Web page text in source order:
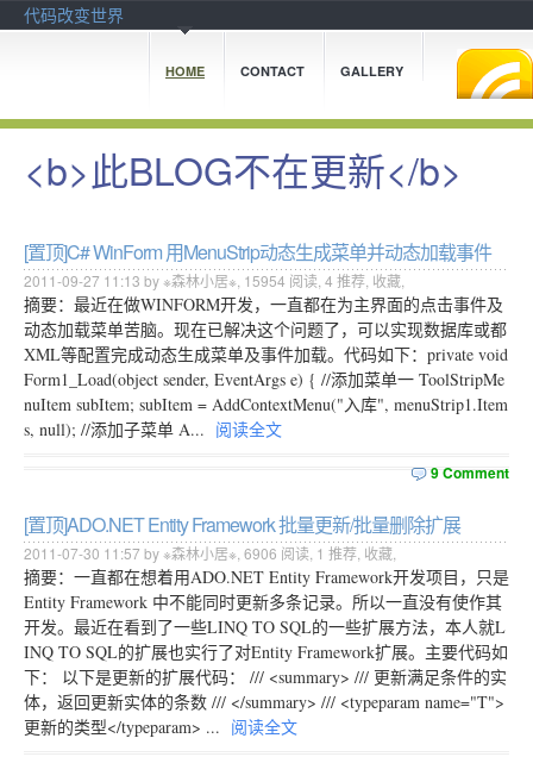
代码改变世界
HOME CONTACT GALLERY
<b>此BLOG不在更新</b>
[置顶]C# WinForm 用MenuStrip动态生成菜单并动态加载事件
2011-09-27 11:13 by ※森林小居※, 15954 阅读, 4 推荐, 收藏
摘要：最近在做WINFORM开发，一直都在为主界面的点击事件及
动态加载菜单苦脑。现在已解决这个问题了，可以实现数据库或都
XML等配置完成动态生成菜单及事件加载。代码如下：private void
Form1_Load(object sender, EventArgs e) { //添加菜单一 ToolStripMe
nuItem subItem; subItem = AddContextMenu("入库", menuStrip1.Item
s, null); //添加子菜单 A... 阅读全文
9 Comment
[置顶]ADO.NET Entity Framework 批量更新/批量删除扩展
2011-07-30 11:57 by ※森林小居※, 6906 阅读, 1 推荐, 收藏
摘要：一直都在想着用ADO.NET Entity Framework开发项目，只是
Entity Framework 中不能同时更新多条记录。所以一直没有使作其
开发。最近在看到了一些LINQ TO SQL的一些扩展方法，本人就L
INQ TO SQL的扩展也实行了对Entity Framework扩展。主要代码如
下： 以下是更新的扩展代码： /// <summary> /// 更新满足条件的实
体，返回更新实体的条数 /// </summary> /// <typeparam name="T">
更新的类型</typeparam> ... 阅读全文